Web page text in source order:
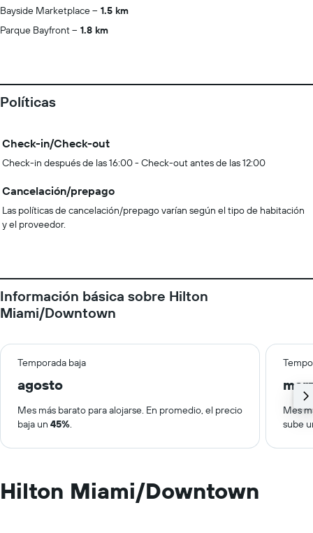
Bayside Marketplace
1.5 km
Parque Bayfront
1.8 km
Políticas
Check-in/Check-out
Check-in después de las 16:00 - Check-out antes de las 12:00
Cancelación/prepago
Las políticas de cancelación/prepago varían según el tipo de habitación
y el proveedor.
Información básica sobre Hilton
Miami/Downtown
Temporada baja
agosto
Mes más barato para alojarse. En promedio, el precio
baja un 45%.
Mes
sube
Hilton Miami/Downtown